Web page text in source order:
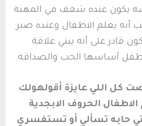
يكون عنده شغف في المهنة
أنه يعلم الاطفال وعنده صبر
قادر على أنه يبني علاقة
أساسها الحب والصداقة.
كل اللي عايزة أقولهولك
الحروف الابجدية
حابه تسألي أو تستفسري